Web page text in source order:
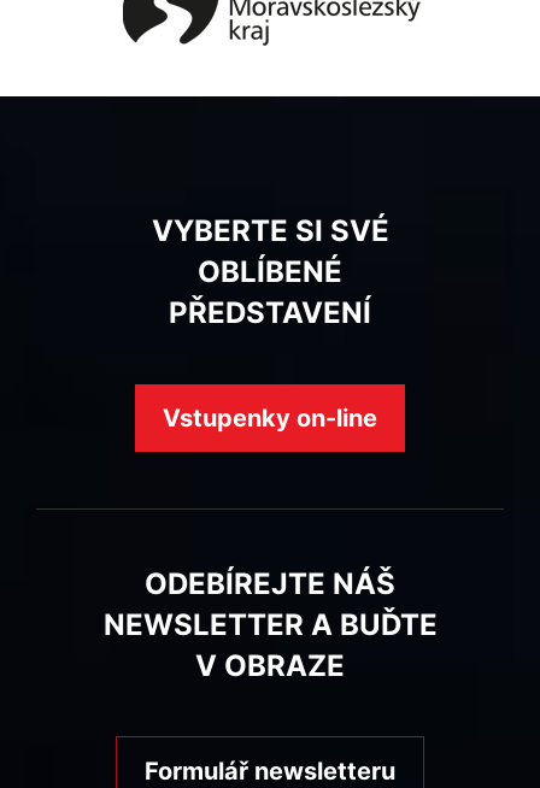
VYBERTE SI SVÉ
OBLÍBENÉ
PŘEDSTAVENÍ
Vstupenky on-line
ODEBÍREJTE NÁŠ
NEWSLETTER A BUĎTE
V OBRAZE
Formulář newsletteru